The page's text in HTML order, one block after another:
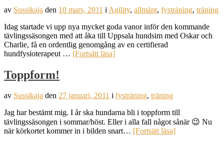
av Sussikaja den 10 mars, 2011 i Agility, allmänt, fysträning, träning
Idag startade vi upp nya mycket goda vanor inför den kommande
tävlingssäsongen med att åka till Uppsala hundsim med Oskar och
Charlie, få en ordentlig genomgång av en certifierad
hundfysioterapeut … [Fortsätt läsa]
Toppform!
av Sussikaja den 27 januari, 2011 i fysträning, träning
Jag har bestämt mig. I år ska hundarna bli i toppform till
tävlingssäsongen i sommar/höst. Eller i alla fall något sånär 😉 Nu
när körkortet kommer in i bilden snart… [Fortsätt läsa]